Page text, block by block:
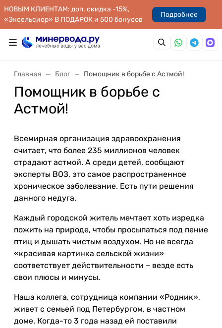
НОВЫМ КЛИЕНТАМ: доп. скидка -15%,
«Эксельсиор» В ПОДАРОК и 500 бонусов
Подробнее
Главная Блог Помощник в борьбе с Астмой!
Помощник в борьбе с
Астмой!
Всемирная организация здравоохранения
считает, что более 235 миллионов человек
страдают астмой. А среди детей, сообщают
эксперты ВОЗ, это самое распространенное
хроническое заболевание. Есть пути решения
данного недуга.
Каждый городской житель мечтает хоть изредка
пожить на природе, чтобы просыпаться под пение
птиц и дышать чистым воздухом. Но не всегда
«красивая картинка сельской жизни»
соответствует действительности – везде есть
свои плюсы и минусы.
Наша коллега, сотрудница компании «Родник»,
живет с семьей под Петербургом, в частном
доме. Когда-то 3 года назад ей поставили